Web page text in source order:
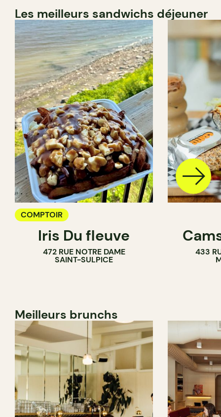
Les meilleurs sandwichs déjeuner
COMPTOIR
Iris Du fleuve
472 RUE NOTRE DAME
SAINT-SULPICE
433
Meilleurs brunchs